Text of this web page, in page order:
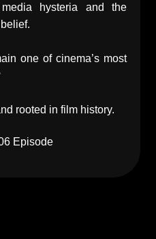
hysteria and the
one of cinema’s most
rooted in film history.
Episode